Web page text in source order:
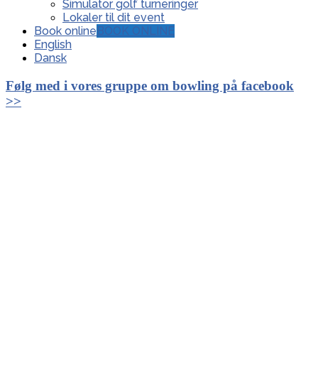
Simulator golf turneringer
Lokaler til dit event
Book online BOOK ONLINE
English
Dansk
Følg med i vores gruppe om bowling på facebook
>>